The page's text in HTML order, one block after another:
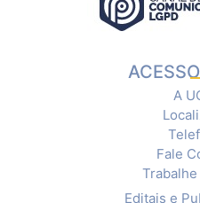
A
Fale
Editais e